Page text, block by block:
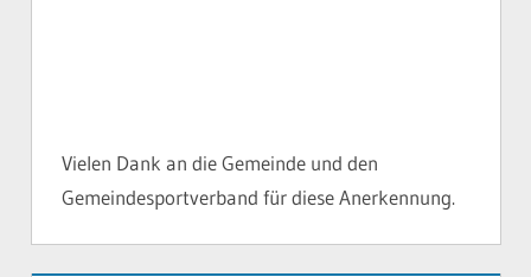
Vielen Dank an die Gemeinde und den
Gemeindesportverband für diese Anerkennung.